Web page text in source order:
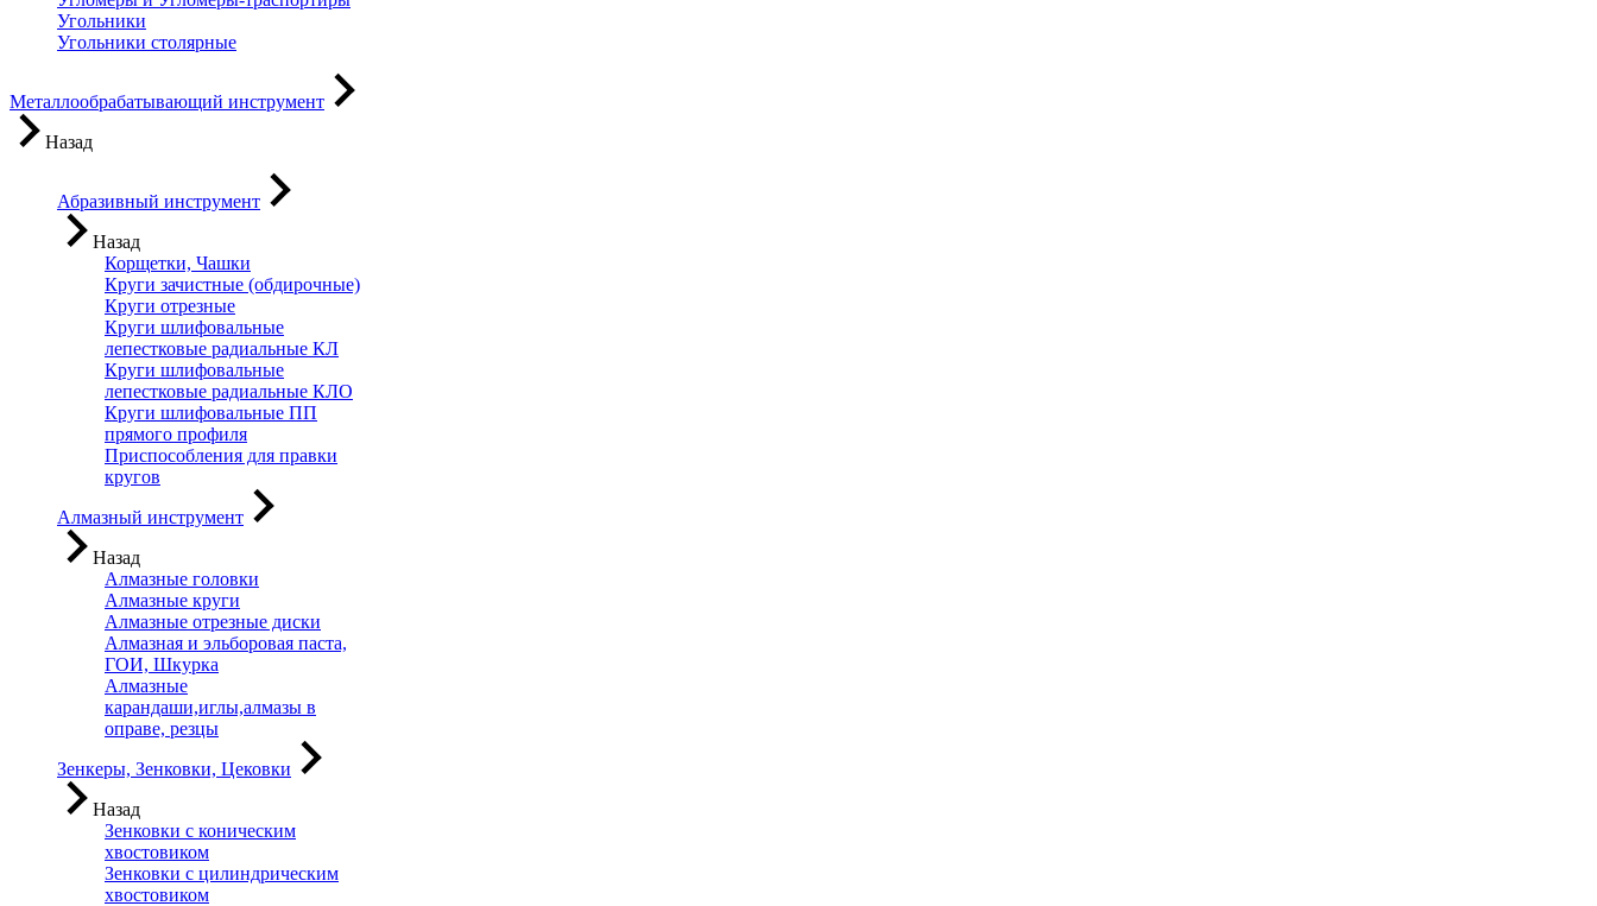
Угольники
Угольники столярные
Металлообрабатывающий инструмент
Назад
Абразивный инструмент
Назад
Корщетки, Чашки
Круги зачистные (обдирочные)
Круги отрезные
Круги шлифовальные
лепестковые радиальные КЛ
Круги шлифовальные
лепестковые радиальные КЛО
Круги шлифовальные ПП
прямого профиля
Приспособления для правки
кругов
Алмазный инструмент
Назад
Алмазные головки
Алмазные круги
Алмазные отрезные диски
Алмазная и эльборовая паста,
ГОИ, Шкурка
Алмазные
карандаши,иглы,алмазы в
оправе, резцы
Зенкеры, Зенковки, Цековки
Назад
Зенковки с коническим
хвостовиком
Зенковки с цилиндрическим
хвостовиком